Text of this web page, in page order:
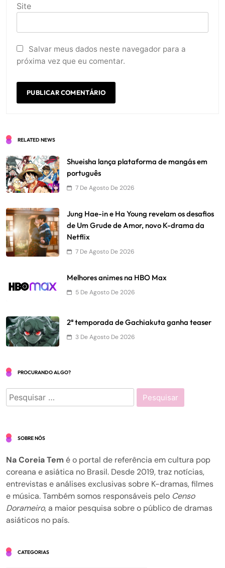
Site
Salvar meus dados neste navegador para a
próxima vez que eu comentar.
RELATED NEWS
Shueisha lança plataforma de mangás em
português
7 De Agosto De 2026
Jung Hae-in e Ha Young revelam os desafios
de Um Grude de Amor, novo K-drama da
Netflix
7 De Agosto De 2026
Melhores animes na HBO Max
5 De Agosto De 2026
2ª temporada de Gachiakuta ganha teaser
3 De Agosto De 2026
PROCURANDO ALGO?
Pesquisar
por:
SOBRE NÓS
Na Coreia Tem é o portal de referência em cultura pop
coreana e asiática no Brasil. Desde 2019, traz notícias,
entrevistas e análises exclusivas sobre K-dramas, filmes
e música. Também somos responsáveis pelo Censo
Dorameiro, a maior pesquisa sobre o público de dramas
asiáticos no país.
CATEGORIAS